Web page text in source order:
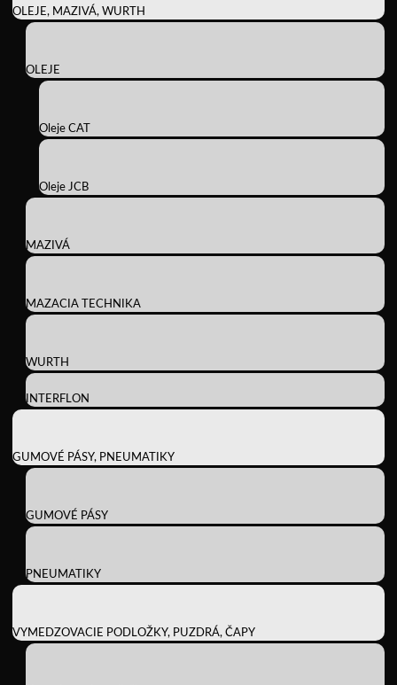
OLEJE, MAZIVÁ, WURTH
OLEJE
Oleje CAT
Oleje JCB
MAZIVÁ
MAZACIA TECHNIKA
WURTH
INTERFLON
GUMOVÉ PÁSY, PNEUMATIKY
GUMOVÉ PÁSY
PNEUMATIKY
VYMEDZOVACIE PODLOŽKY, PUZDRÁ, ČAPY